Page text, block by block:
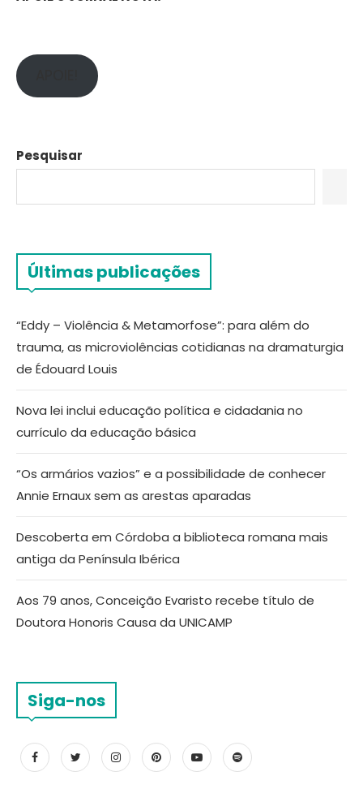
Pesquisar
Últimas publicações
“Eddy – Violência & Metamorfose”: para além do
trauma, as microviolências cotidianas na dramaturgia
de Édouard Louis
Nova lei inclui educação política e cidadania no
currículo da educação básica
“Os armários vazios” e a possibilidade de conhecer
Annie Ernaux sem as arestas aparadas
Descoberta em Córdoba a biblioteca romana mais
antiga da Península Ibérica
Aos 79 anos, Conceição Evaristo recebe título de
Doutora Honoris Causa da UNICAMP
Siga-nos